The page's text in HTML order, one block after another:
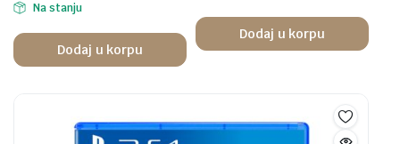
Na stanju
Dodaj u korpu
Dodaj u korpu